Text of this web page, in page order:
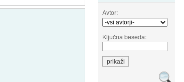
Avtor:
Ključna beseda: